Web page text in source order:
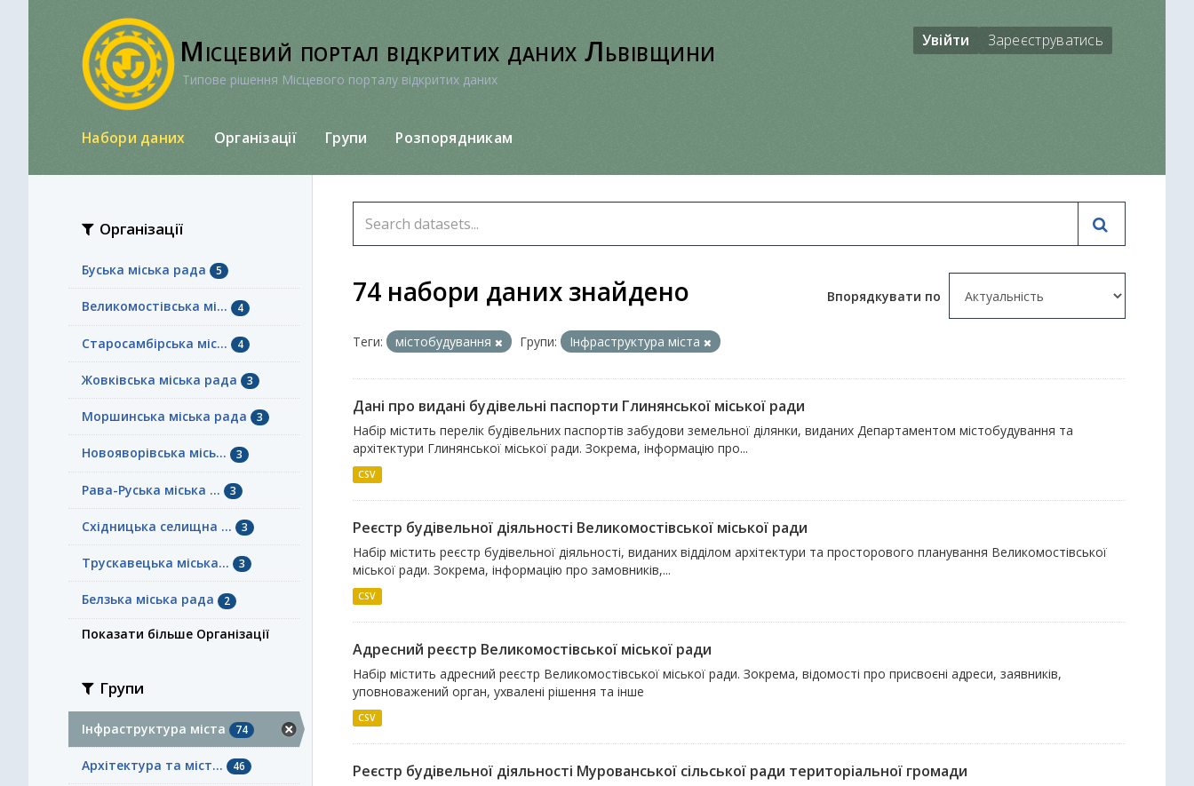
Місцевий портал відкритих даних Львівщини
Типове рішення Місцевого порталу відкритих даних
Увійти Зареєструватись
Набори даних Організації Групи Розпорядникам
Організації
Буська міська рада 5
Великомостівська мі... 4
Старосамбірська міс... 4
Жовківська міська рада 3
Моршинська міська рада 3
Новояворівська місь... 3
Рава-Руська міська ... 3
Східницька селищна ... 3
Трускавецька міська... 3
Белзька міська рада 2
Показати більше Організації
Групи
Інфраструктура міста 74
Архітектура та міст... 46
Впорядкувати по
74 набори даних знайдено
Теги: містобудування Групи: Інфраструктура міста
Дані про видані будівельні паспорти Глинянської міської ради
Набір містить перелік будівельних паспортів забудови земельної ділянки, виданих Департаментом містобудування та
архітектури Глинянської міської ради. Зокрема, інформацію про...
CSV
Реєстр будівельної діяльності Великомостівської міської ради
Набір містить реєстр будівельної діяльності, виданих відділом архітектури та просторового планування Великомостівської
міської ради. Зокрема, інформацію про замовників,...
CSV
Адресний реєстр Великомостівської міської ради
Набір містить адресний реєстр Великомостівської міської ради. Зокрема, відомості про присвоєні адреси, заявників,
уповноважений орган, ухвалені рішення та інше
CSV
Реєстр будівельної діяльності Мурованської сільської ради територіальної громади